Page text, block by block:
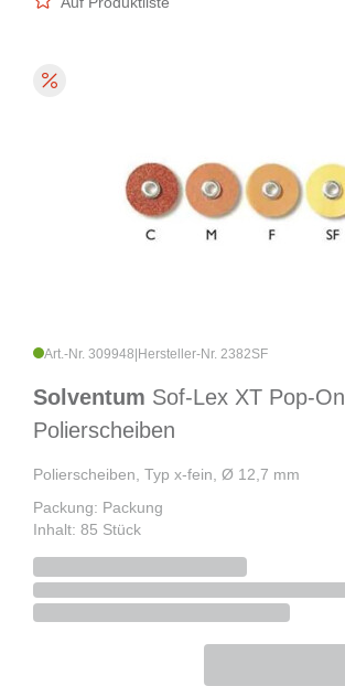
Art.-Nr. 309948 Hersteller-Nr. 2382SF
Solventum Sof-Lex XT Pop-On
Polierscheiben
Polierscheiben, Typ x-fein, Ø 12,7 mm
Packung: Packung
Inhalt: 85 Stück